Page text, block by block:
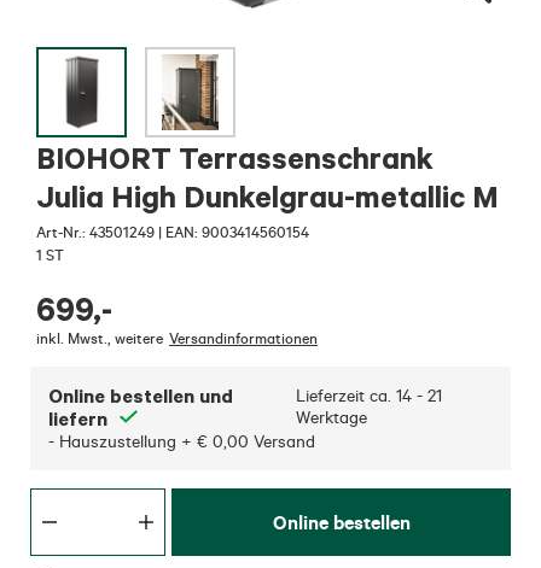
BIOHORT Terrassenschrank
Julia High Dunkelgrau-metallic M
Art-Nr.: 43501249 | EAN: 9003414560154
1 ST
699,-
inkl. Mwst. weitere Versandinformationen
Online bestellen und
liefern
Lieferzeit ca. 14 - 21
Werktage
- Hauszustellung + € 0,00 Versand
Online bestellen